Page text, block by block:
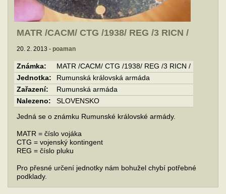
MATR /CACM/ CTG /1938/ REG /3 RICN /
20. 2. 2013 - poaman
Známka:
MATR /CACM/ CTG /1938/ REG /3 RICN /
Jednotka:
Rumunská královská armáda
Zařazení:
Rumunská armáda
Nalezeno:
SLOVENSKO
Jedná se o známku Rumunské královské armády.
MATR = číslo vojáka
CTG = vojenský kontingent
REG = číslo pluku
Pro přesné určení jednotky nám bohužel chybí potřebné
podklady.